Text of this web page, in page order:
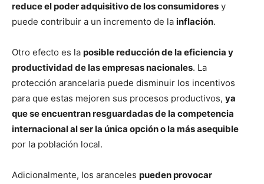
reduce el poder adquisitivo de los consumidores y
puede contribuir a un incremento de la inflación.
Otro efecto es la posible reducción de la eficiencia y
productividad de las empresas nacionales. La
protección arancelaria puede disminuir los incentivos
para que estas mejoren sus procesos productivos, ya
que se encuentran resguardadas de la competencia
internacional al ser la única opción o la más asequible
por la población local.
Adicionalmente, los aranceles pueden provocar